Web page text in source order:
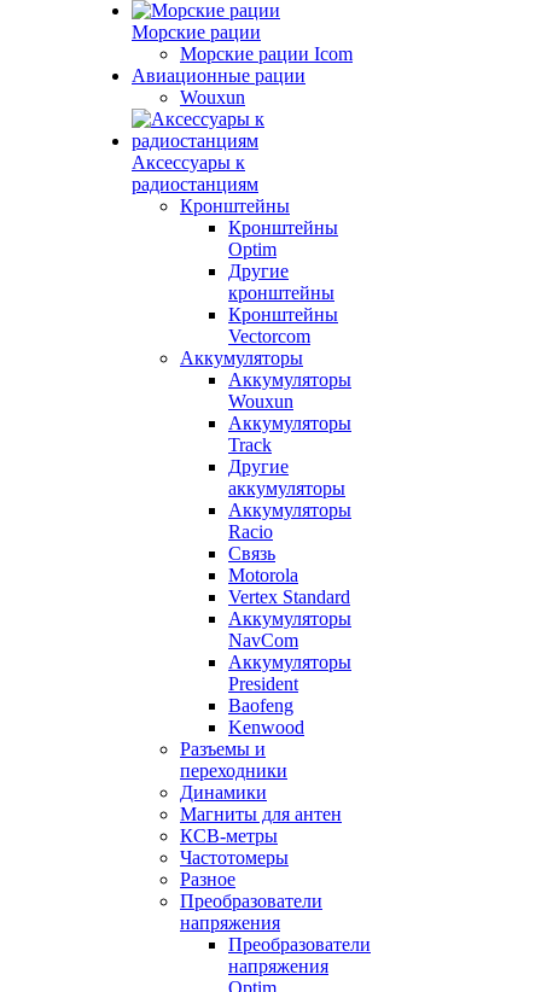
Морские рации
Морские рации Icom
Авиационные рации
Wouxun
Аксессуары к
радиостанциям
Кронштейны
Кронштейны
Optim
Другие
кронштейны
Кронштейны
Vectorcom
Аккумуляторы
Аккумуляторы
Wouxun
Аккумуляторы
Track
Другие
аккумуляторы
Аккумуляторы
Racio
Связь
Motorola
Vertex Standard
Аккумуляторы
NavCom
Аккумуляторы
President
Baofeng
Kenwood
Разъемы и
переходники
Динамики
Магниты для антен
КСВ-метры
Частотомеры
Разное
Преобразователи
напряжения
Преобразователи
напряжения
Optim